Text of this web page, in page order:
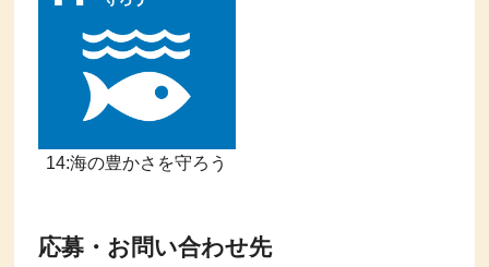
14:海の豊かさを守ろう
応募・お問い合わせ先